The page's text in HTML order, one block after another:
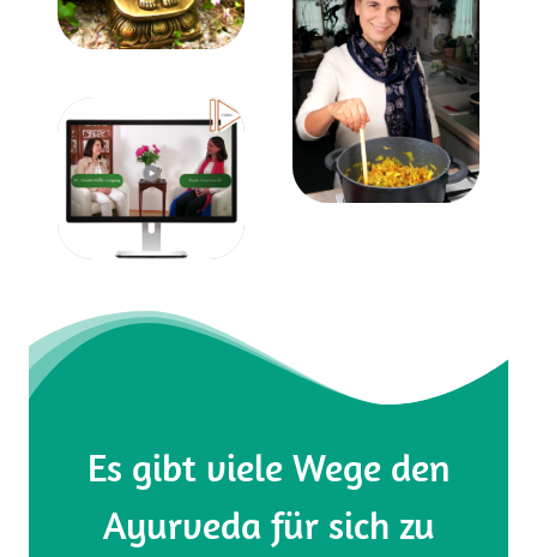
Es gibt viele Wege den
Ayurveda für sich zu